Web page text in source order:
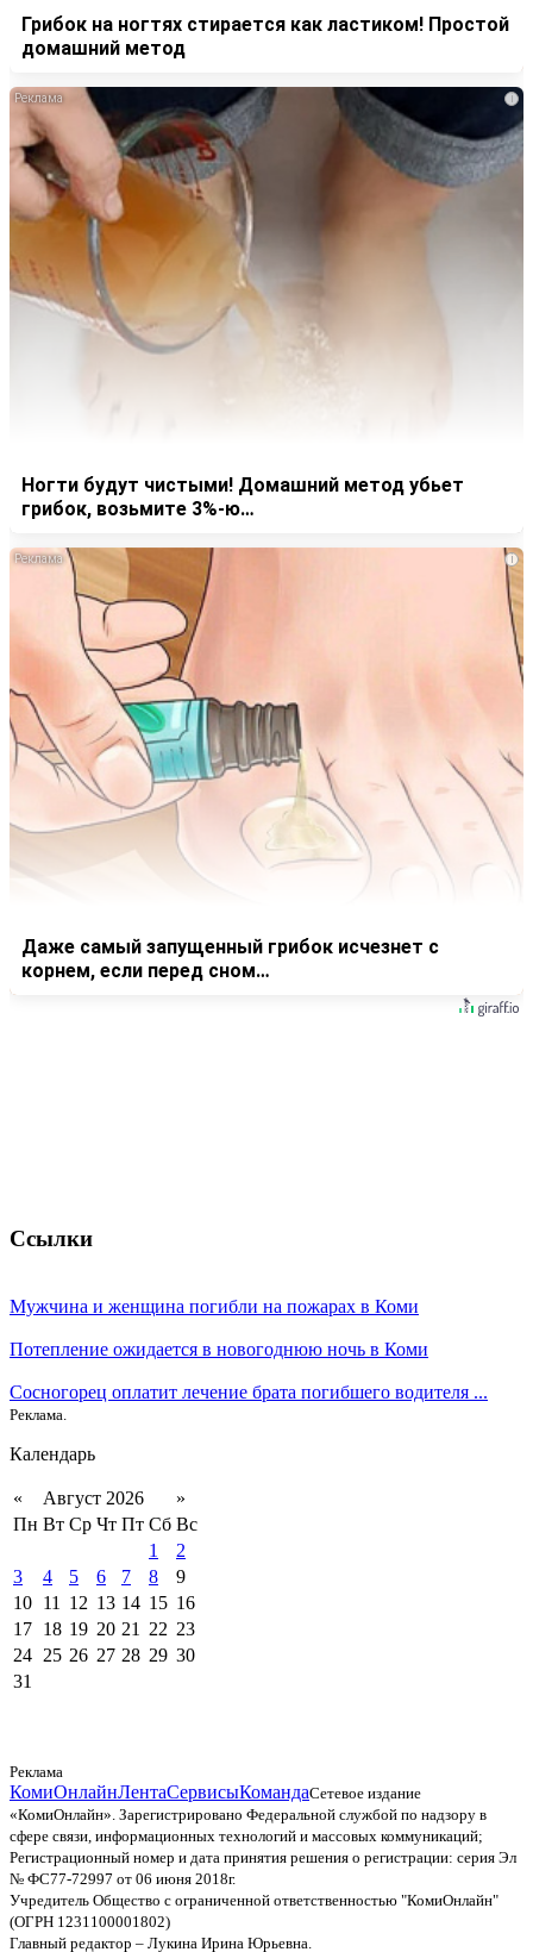
Грибок на ногтях стирается как ластиком! Простой
домашний метод
i
Ногти будут чистыми! Домашний метод убьет
грибок, возьмите 3%-ю…
i
Даже самый запущенный грибок исчезнет с
корнем, если перед сном…
Ссылки
Мужчина и женщина погибли на пожарах в Коми
Потепление ожидается в новогоднюю ночь в Коми
Сосногорец оплатит лечение брата погибшего водителя ...
Реклама.
Календарь
« Август 2026
»
Пн Вт Ср Чт Пт Сб Вс
1
2
3
4 5 6 7 8
9
10 11 12 13 14 15 16
17 18 19 20 21 22 23
24 25 26 27 28 29 30
31
Реклама
КомиОнлайнЛентаСервисыКомандаСетевое издание
«КомиОнлайн». Зарегистрировано Федеральной службой по надзору в
сфере связи, информационных технологий и массовых коммуникаций;
Регистрационный номер и дата принятия решения о регистрации: серия Эл
№ ФС77-72997 от 06 июня 2018г.
Учредитель Общество с ограниченной ответственностью "КомиОнлайн"
(ОГРН 1231100001802)
Главный редактор – Лукина Ирина Юрьевна.